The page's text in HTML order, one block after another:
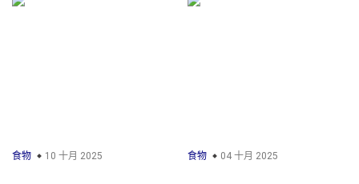
食物 10 十月 2025 食物 04 十月 2025